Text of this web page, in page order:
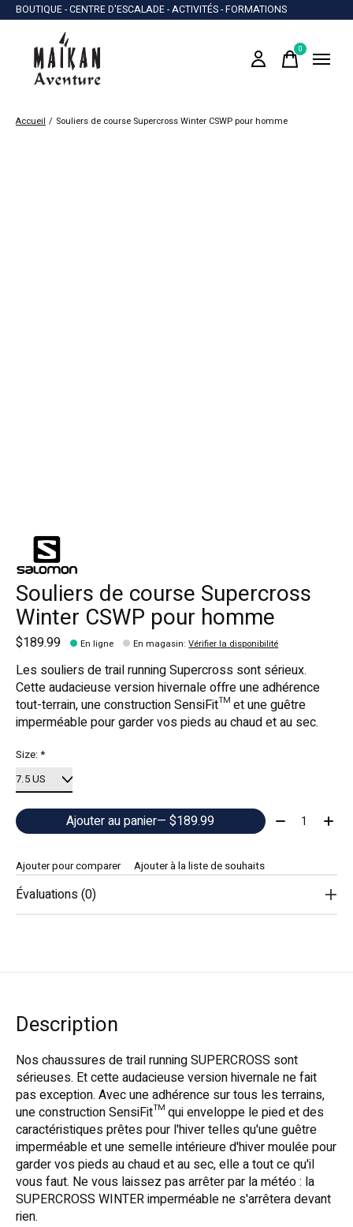
BOUTIQUE - CENTRE D'ESCALADE - ACTIVITÉS - FORMATIONS
0items
Accueil / Souliers de course Supercross Winter CSWP pour homme
Souliers de course Supercross
Winter CSWP pour homme
$189.99 En ligne En magasin:Vérifier la disponibilité
Les souliers de trail running Supercross sont sérieux.
Cette audacieuse version hivernale offre une adhérence
tout-terrain, une construction SensiFit™ et une guêtre
imperméable pour garder vos pieds au chaud et au sec.
Size:*
Ajouter au panier — $189.99 Quantité:
Ajouter pour comparer Ajouter à la liste de souhaits
Évaluations (0)
Description
Nos chaussures de trail running SUPERCROSS sont
sérieuses. Et cette audacieuse version hivernale ne fait
pas exception. Avec une adhérence sur tous les terrains,
une construction SensiFit™ qui enveloppe le pied et des
caractéristiques prêtes pour l'hiver telles qu'une guêtre
imperméable et une semelle intérieure d'hiver moulée pour
garder vos pieds au chaud et au sec, elle a tout ce qu'il
vous faut. Ne vous laissez pas arrêter par la météo : la
SUPERCROSS WINTER imperméable ne s'arrêtera devant
rien.